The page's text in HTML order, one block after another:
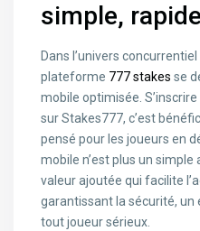
simple,
Dans l’univers
plateforme 777 stakes se
mobile optimisée.
sur Stakes777, c’est
pensé pour les joueurs en
mobile n’est plus un
valeur ajoutée qui facilite
garantissant la sécurité,
tout joueur sérieux.